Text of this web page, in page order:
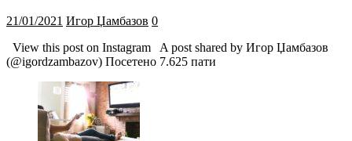
21/01/2021 Игор Џамбазов 0
View this post on Instagram A post shared by Игор Џамбазов
(@igordzambazov) Посетено 7.625 пати